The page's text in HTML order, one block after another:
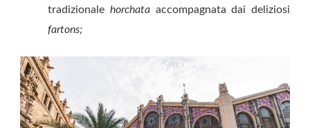
tradizionale horchataaccompagnata dai deliziosi
fartons;